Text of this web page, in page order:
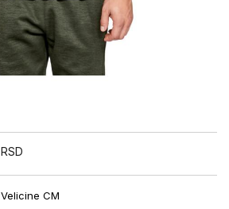
RSD
Velicine CM